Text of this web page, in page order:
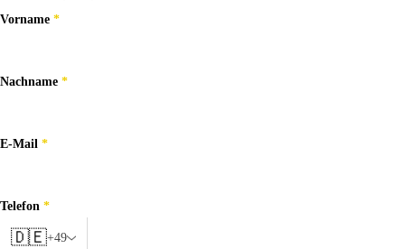
Vorname *
Nachname *
E-Mail *
Telefon *
🇩🇪+49